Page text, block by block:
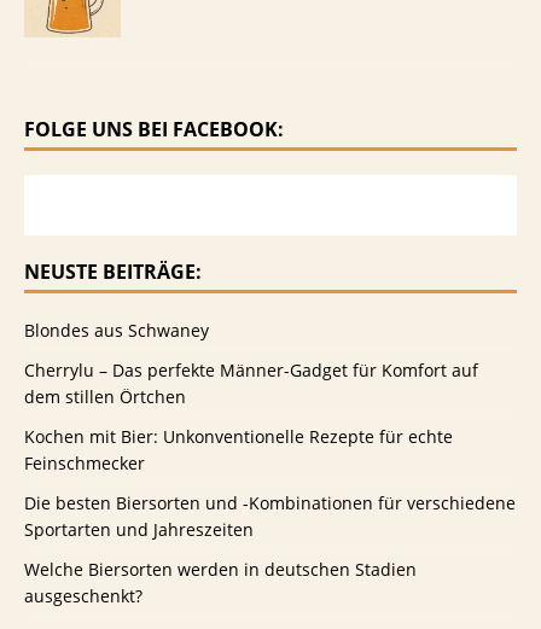
FOLGE UNS BEI FACEBOOK:
NEUSTE BEITRÄGE:
Blondes aus Schwaney
Cherrylu – Das perfekte Männer-Gadget für Komfort auf
dem stillen Örtchen
Kochen mit Bier: Unkonventionelle Rezepte für echte
Feinschmecker
Die besten Biersorten und -Kombinationen für verschiedene
Sportarten und Jahreszeiten
Welche Biersorten werden in deutschen Stadien
ausgeschenkt?